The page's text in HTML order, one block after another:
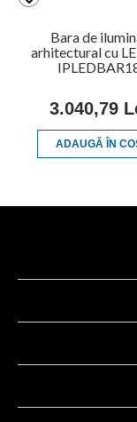
Bara de
arhitectural cu
3.040,79
ADAUGĂ ÎN